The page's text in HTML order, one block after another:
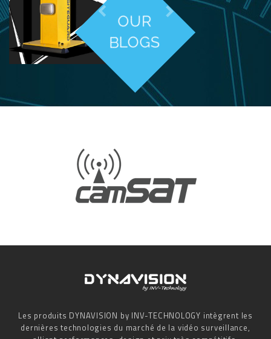
OUR
BLOGS
 
Les produits DYNAVISION by INV-TECHNOLOGY intègrent les
dernières technologies du marché de la vidéo surveillance,